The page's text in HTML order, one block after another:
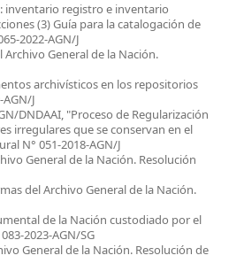
inventario registro e inventario
(3) Guía para la catalogación de
2022-AGN/J
General de la Nación.
archivísticos en los repositorios
J
DNDAAI, "Proceso de Regularización
irregulares que se conservan en el
N° 051-2018-AGN/J
General de la Nación. Resolución
del Archivo General de la Nación.
de la Nación custodiado por el
2023-AGN/SG
General de la Nación. Resolución de